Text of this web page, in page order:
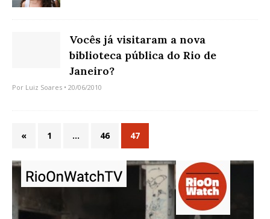
Vocês já visitaram a nova
biblioteca pública do Rio de
Janeiro?
Por Luiz Soares • 20/06/2010
« 1 … 46 47